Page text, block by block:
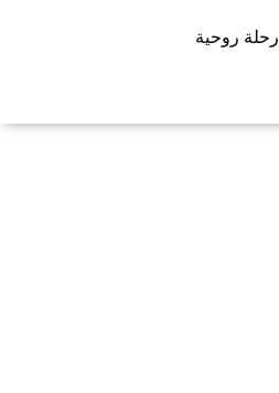
رحلة روحية